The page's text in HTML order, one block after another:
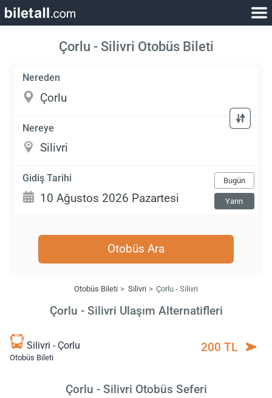
Çorlu - Silivri Otobüs Bileti
Nereden
Nereye
Gidiş Tarihi Bugün
Yarın
Otobüs Ara
Otobüs Bileti Silivri Çorlu - Silivri
Çorlu - Silivri Ulaşım Alternatifleri
Silivri - Çorlu
Otobüs Bileti
200 TL
Çorlu - Silivri Otobüs Seferi